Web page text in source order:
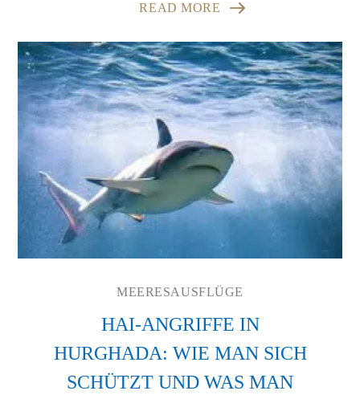
READ MORE
MEERESAUSFLÜGE
HAI-ANGRIFFE IN
HURGHADA: WIE MAN SICH
SCHÜTZT UND WAS MAN